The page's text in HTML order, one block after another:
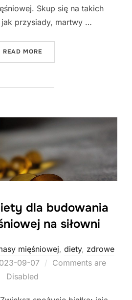
Skup się na takich
przysiady, martwy …
READ MORE
dla budowania
na siłowni
mięśniowej, diety, zdrowe
09-07
Comments are
Disabled